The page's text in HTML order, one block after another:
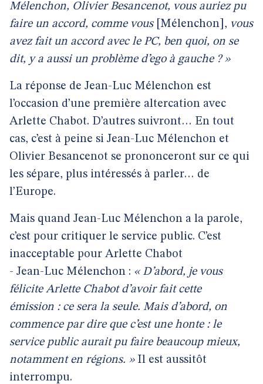
Mélenchon, Olivier Besancenot, vous auriez pu
faire un accord, comme vous [Mélenchon], vous
avez fait un accord avec le PC, ben quoi, on se
dit, y a aussi un problème d’ego à gauche ? »
La réponse de Jean-Luc Mélenchon est
l’occasion d’une première altercation avec
Arlette Chabot. D’autres suivront… En tout
cas, c’est à peine si Jean-Luc Mélenchon et
Olivier Besancenot se prononceront sur ce qui
les sépare, plus intéressés à parler… de
l’Europe.
Mais quand Jean-Luc Mélenchon a la parole,
c’est pour critiquer le service public. C’est
inacceptable pour Arlette Chabot
- Jean-Luc Mélenchon : « D’abord, je vous
félicite Arlette Chabot d’avoir fait cette
émission : ce sera la seule. Mais d’abord, on
commence par dire que c’est une honte : le
service public aurait pu faire beaucoup mieux,
notamment en régions. »Il est aussitôt
interrompu.